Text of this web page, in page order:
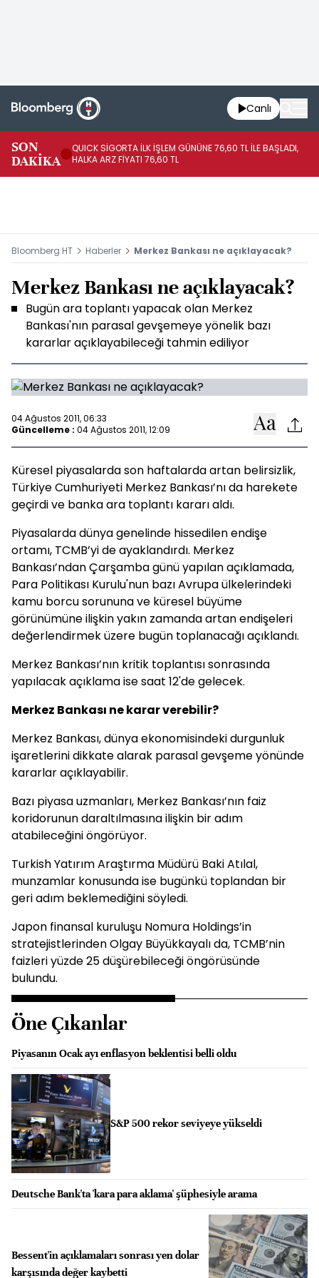
Canlı
SON
DAKİKA
QUICK SİGORTA İLK İŞLEM GÜNÜNE 76,60 TL İLE BAŞLADI,
HALKA ARZ FİYATI 76,60 TL
Bloomberg HT Haberler Merkez Bankası ne açıklayacak?
Merkez Bankası ne açıklayacak?
Bugün ara toplantı yapacak olan Merkez
Bankası'nın parasal gevşemeye yönelik bazı
kararlar açıklayabileceği tahmin ediliyor
04 Ağustos 2011, 06:33
Güncelleme : 04 Ağustos 2011, 12:09
Küresel piyasalarda son haftalarda artan belirsizlik,
Türkiye Cumhuriyeti Merkez Bankası’nı da harekete
geçirdi ve banka ara toplantı kararı aldı.
Piyasalarda dünya genelinde hissedilen endişe
ortamı, TCMB’yi de ayaklandırdı. Merkez
Bankası’ndan Çarşamba günü yapılan açıklamada,
Para Politikası Kurulu'nun bazı Avrupa ülkelerindeki
kamu borcu sorununa ve küresel büyüme
görünümüne ilişkin yakın zamanda artan endişeleri
değerlendirmek üzere bugün toplanacağı açıklandı.
Merkez Bankası’nın kritik toplantısı sonrasında
yapılacak açıklama ise saat 12'de gelecek.
Merkez Bankası ne karar verebilir?
Merkez Bankası, dünya ekonomisindeki durgunluk
işaretlerini dikkate alarak parasal gevşeme yönünde
kararlar açıklayabilir.
Bazı piyasa uzmanları, Merkez Bankası’nın faiz
koridorunun daraltılmasına ilişkin bir adım
atabileceğini öngörüyor.
Turkish Yatırım Araştırma Müdürü Baki Atılal,
munzamlar konusunda ise bugünkü toplandan bir
geri adım beklemediğini söyledi.
Japon finansal kuruluşu Nomura Holdings’in
stratejistlerinden Olgay Büyükkayalı da, TCMB’nin
faizleri yüzde 25 düşürebileceği öngörüsünde
bulundu.
Öne Çıkanlar
Piyasanın Ocak ayı enflasyon beklentisi belli oldu
S&P 500 rekor seviyeye yükseldi
Deutsche Bank'ta 'kara para aklama' şüphesiyle arama
Bessent'in açıklamaları sonrası yen dolar
karşısında değer kaybetti